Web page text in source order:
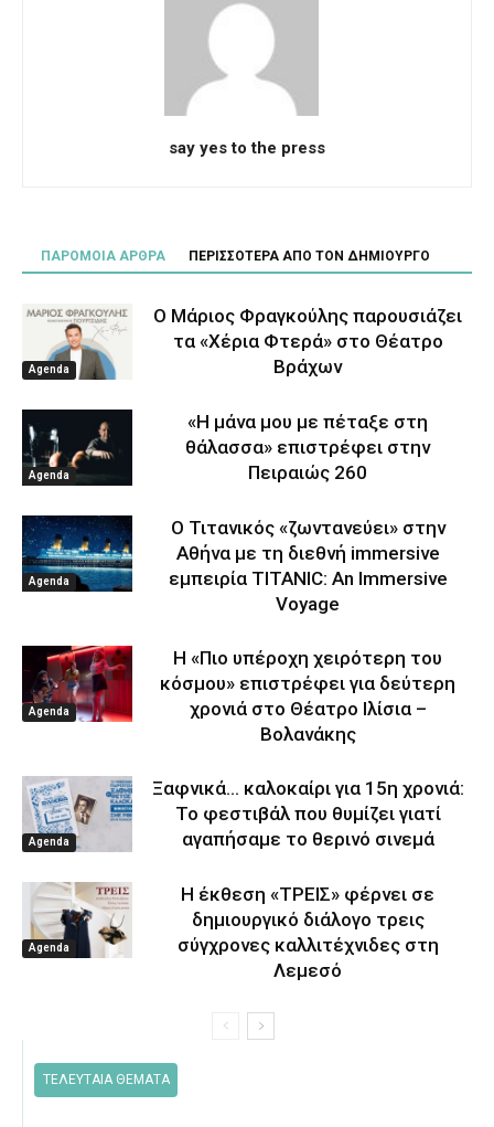
say yes to the press
ΠΑΡΟΜΟΙΑ ΑΡΘΡΑ ΠΕΡΙΣΣΟΤΕΡΑ ΑΠΟ ΤΟΝ ΔΗΜΙΟΥΡΓΟ
Agenda
Ο Μάριος Φραγκούλης παρουσιάζει
τα «Χέρια Φτερά» στο Θέατρο
Βράχων
Agenda
«Η μάνα μου με πέταξε στη
θάλασσα» επιστρέφει στην
Πειραιώς 260
Agenda
Ο Τιτανικός «ζωντανεύει» στην
Αθήνα με τη διεθνή immersive
εμπειρία TITANIC: An Immersive
Voyage
Agenda
Η «Πιο υπέροχη χειρότερη του
κόσμου» επιστρέφει για δεύτερη
χρονιά στο Θέατρο Ιλίσια –
Βολανάκης
Agenda
Ξαφνικά… καλοκαίρι για 15η χρονιά:
Το φεστιβάλ που θυμίζει γιατί
αγαπήσαμε το θερινό σινεμά
Agenda
Η έκθεση «ΤΡΕΙΣ» φέρνει σε
δημιουργικό διάλογο τρεις
σύγχρονες καλλιτέχνιδες στη
Λεμεσό
ΤΕΛΕΥΤΑΙΑ ΘΕΜΑΤΑ